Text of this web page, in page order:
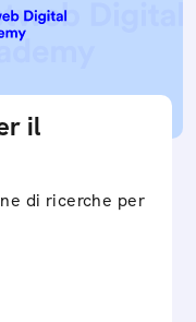
il
di ricerche per